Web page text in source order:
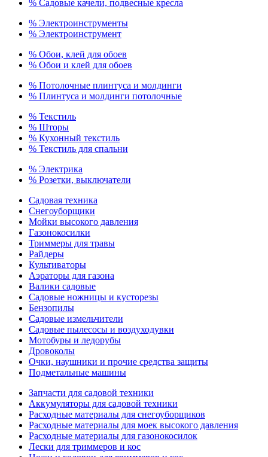
% Садовые качели, подвесные кресла
% Электроинструменты
% Электроинструмент
% Обои, клей для обоев
% Обои и клей для обоев
% Потолочные плинтуса и молдинги
% Плинтуса и молдинги потолочные
% Текстиль
% Шторы
% Кухонный текстиль
% Текстиль для спальни
% Электрика
% Розетки, выключатели
Садовая техника
Снегоуборщики
Мойки высокого давления
Газонокосилки
Триммеры для травы
Райдеры
Культиваторы
Аэраторы для газона
Валики садовые
Садовые ножницы и кусторезы
Бензопилы
Садовые измельчители
Садовые пылесосы и воздуходувки
Мотобуры и ледорубы
Дровоколы
Очки, наушники и прочие средства защиты
Подметальные машины
Запчасти для садовой техники
Аккумуляторы для садовой техники
Расходные материалы для снегоуборщиков
Расходные материалы для моек высокого давления
Расходные материалы для газонокосилок
Лески для триммеров и кос